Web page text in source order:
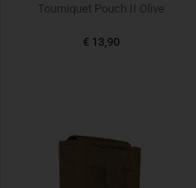
Tourniquet Pouch II Olive
€ 13,90